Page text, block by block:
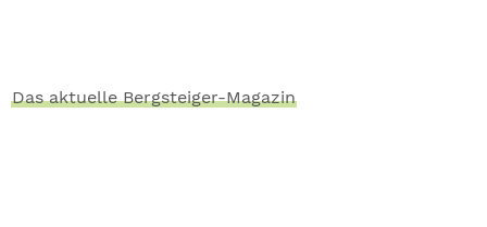
Das aktuelle Bergsteiger-Magazin